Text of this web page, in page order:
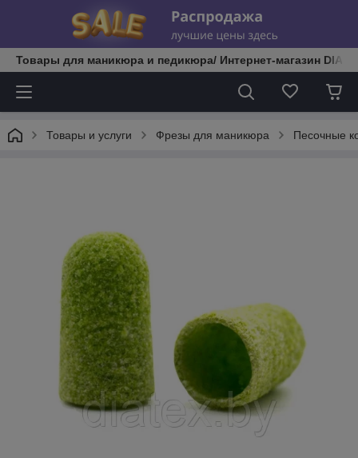
Товары для маникюра и педикюра/ Интернет-магазин
Товары и услуги Фрезы для маникюра Песочные